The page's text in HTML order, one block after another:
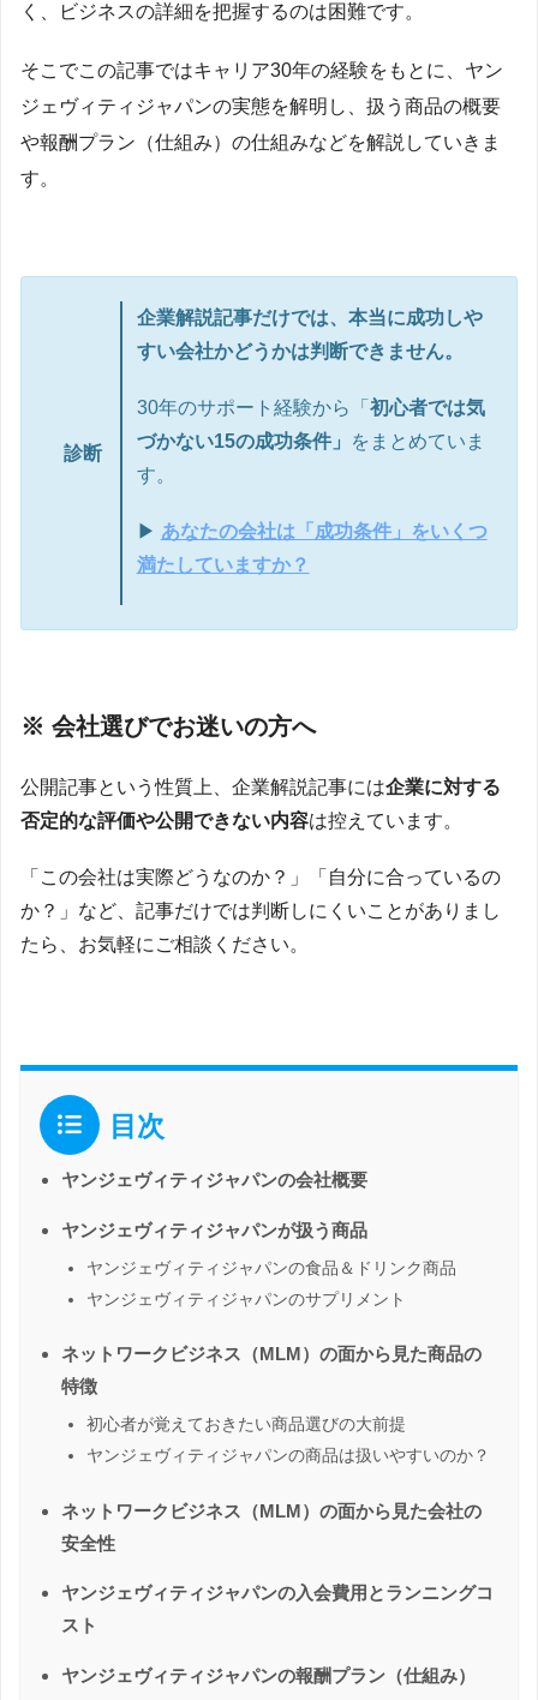
く、ビジネスの詳細を把握するのは困難です。
そこでこの記事ではキャリア30年の経験をもとに、ヤン
ジェヴィティジャパンの実態を解明し、扱う商品の概要
や報酬プラン（仕組み）の仕組みなどを解説していきま
す。
診断
企業解説記事だけでは、本当に成功しや
すい会社かどうかは判断できません。
30年のサポート経験から「 初心者では気
づかない15の成功条件」
をまとめていま
す。
▶ あなたの会社は「成功条件」をいくつ
満たしていますか？
※ 会社選びでお迷いの方へ
公開記事という性質上、企業解説記事には企業に対する
否定的な評価や公開できない内容は控えています。
「この会社は実際どうなのか？」「自分に合っているの
か？」など、記事だけでは判断しにくいことがありまし
たら、お気軽にご相談ください。
目次
ヤンジェヴィティジャパンの会社概要
ヤンジェヴィティジャパンが扱う商品
ヤンジェヴィティジャパンの食品＆ドリンク商品
ヤンジェヴィティジャパンのサプリメント
ネットワークビジネス（MLM）の面から見た商品の
特徴
初心者が覚えておきたい商品選びの大前提
ヤンジェヴィティジャパンの商品は扱いやすいのか？
ネットワークビジネス（MLM）の面から見た会社の
安全性
ヤンジェヴィティジャパンの入会費用とランニングコ
スト
ヤンジェヴィティジャパンの報酬プラン（仕組み）